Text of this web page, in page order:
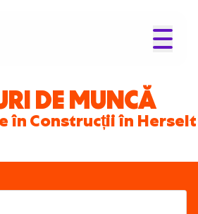
DE MUNCĂ
în Construcții în Herselt